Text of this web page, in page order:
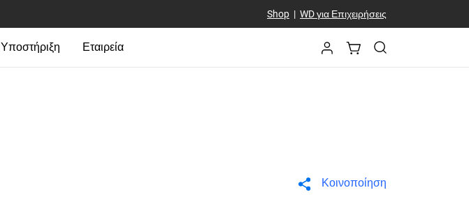
Shop| WD για Επιχειρήσεις
Υποστήριξη Εταιρεία
Κοινοποίηση